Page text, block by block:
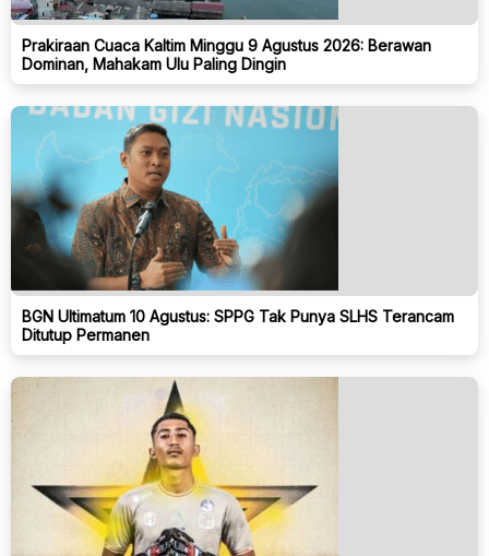
Prakiraan Cuaca Kaltim Minggu 9 Agustus 2026: Berawan
Dominan, Mahakam Ulu Paling Dingin
BGN Ultimatum 10 Agustus: SPPG Tak Punya SLHS Terancam
Ditutup Permanen